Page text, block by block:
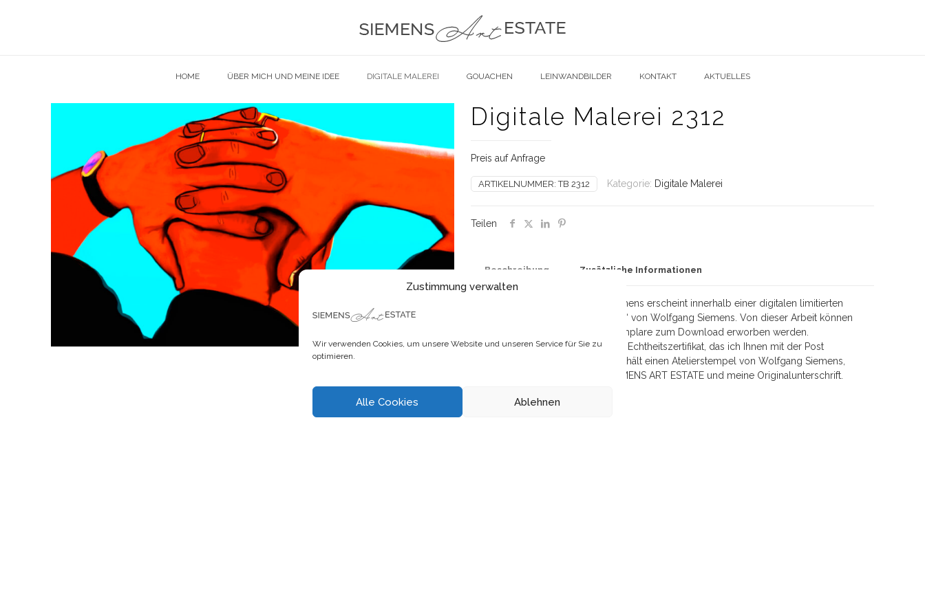
Zustimmung verwalten
Wir verwenden Cookies, um unsere Website und unseren Service für Sie zu
optimieren.
Alle Cookies Ablehnen
HOME ÜBER MICH UND MEINE IDEE DIGITALE MALEREI GOUACHEN LEINWANDBILDER KONTAKT AKTUELLES
Digitale Malerei 2312
Preis auf Anfrage
ARTIKELNUMMER:TB 2312 Kategorie: Digitale Malerei
Teilen
Beschreibung Zusätzliche Informationen
Dieses Bild von Wolfgang Siemens erscheint innerhalb einer digitalen limitierten
Auflage der Serie „Tagesblätter“ von Wolfgang Siemens. Von dieser Arbeit können
insgesamt höchstens drei Exemplare zum Download erworben werden.
Sie erhalten nach dem Kauf ein Echtheitszertifikat, das ich Ihnen mit der Post
zusende. Dieses Dokument enthält einen Atelierstempel von Wolfgang Siemens,
einen Stempel der Galerie SIEMENS ART ESTATE und meine Originalunterschrift.